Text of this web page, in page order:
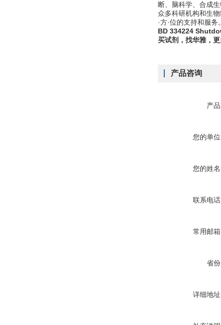
断、脑科学、合成
众多科研机构和生
·方·位的支持和服务
BD 334224
买试剂，找华雅，
产品咨询
产
您的单
您的姓
联系电
常用邮
省
详细地